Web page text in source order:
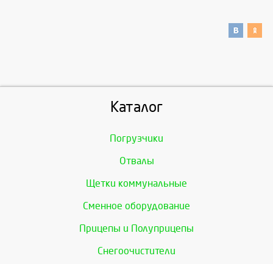
Каталог
Погрузчики
Отвалы
Щетки коммунальные
Сменное оборудование
Прицепы и Полуприцепы
Снегоочистители